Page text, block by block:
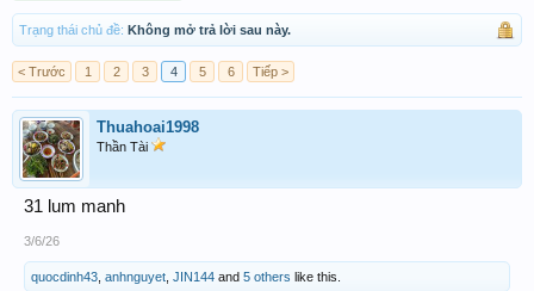
Trạng thái chủ đề: Không mở trả lời sau này.
< Trước 1 2 3 4 5 6 Tiếp >
Thuahoai1998
Thần Tài
31 lum manh
3/6/26
quocdinh43 anhnguyet JIN144 and 5 others like this.